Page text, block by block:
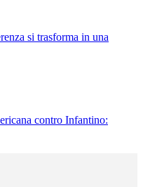
si trasforma in una
contro Infantino: